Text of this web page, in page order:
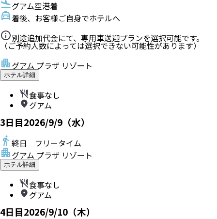
グアム空港着
着後、お客様ご自身でホテルへ
別途追加代金にて、専用車送迎プランを選択可能です。
（ご予約人数によっては選択できない可能性があります）
グアム プラザ リゾート
ホテル詳細
食事なし
グアム
3日目2026/9/9（水）
終日 フリータイム
グアム プラザ リゾート
ホテル詳細
食事なし
グアム
4日目2026/9/10（木）